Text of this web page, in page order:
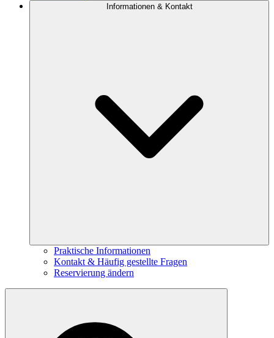
Informationen & Kontakt
Praktische Informationen
Kontakt & Häufig gestellte Fragen
Reservierung ändern